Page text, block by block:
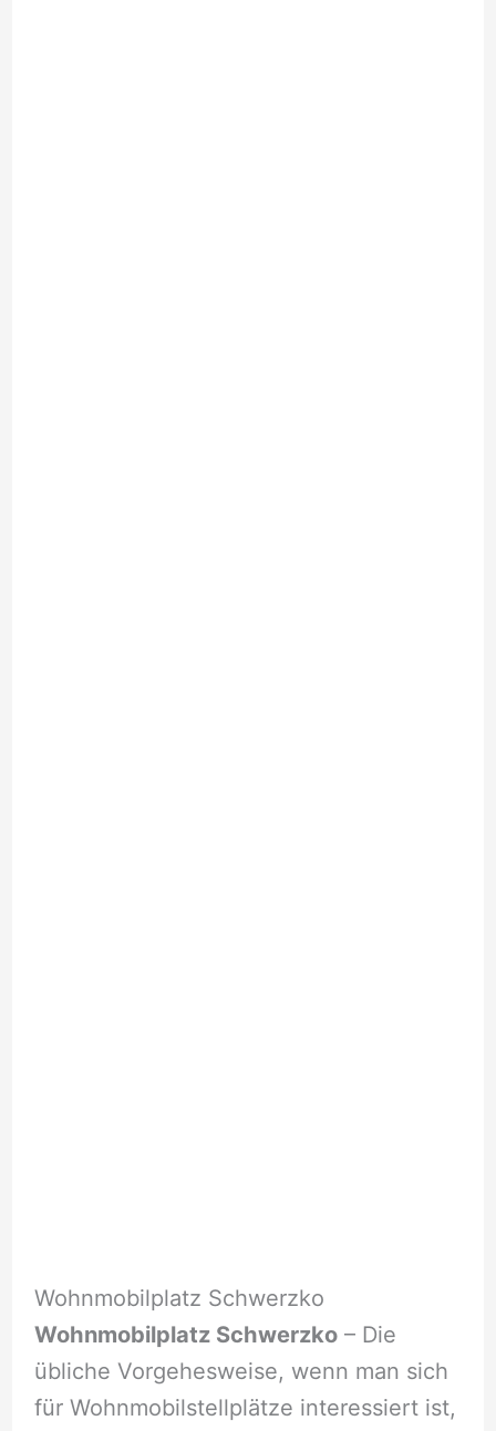
Wohnmobilplatz Schwerzko
Wohnmobilplatz Schwerzko– Die
übliche Vorgehesweise, wenn man sich
für Wohnmobilstellplätze interessiert ist,